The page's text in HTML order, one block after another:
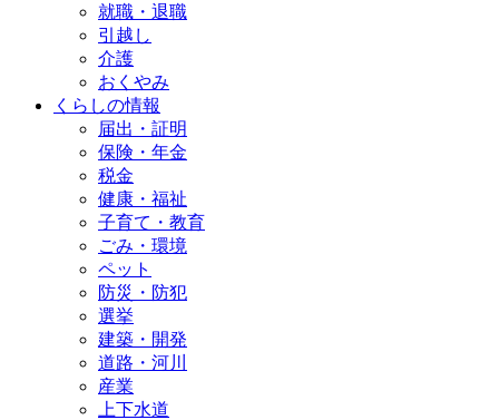
就職・退職
引越し
介護
おくやみ
くらしの情報
届出・証明
保険・年金
税金
健康・福祉
子育て・教育
ごみ・環境
ペット
防災・防犯
選挙
建築・開発
道路・河川
産業
上下水道